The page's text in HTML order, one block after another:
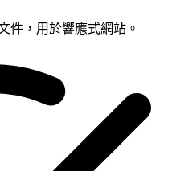
件，用於響應式網站。